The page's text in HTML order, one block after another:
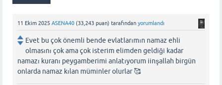
11 Ekim 2025 ASENA40 (33,243 puan) tarafından yorumlandı
Evet bu çok önemli bende evlatlarımın namaz ehli
olmasını çok ama çok isterim elimden geldiği kadar
namazı kuranı peygamberimi anlatıyorum iinşallah birgün
onlarda namaz kılan müminler olurlar 🥰